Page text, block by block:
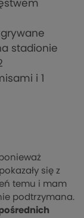
stadionie
i 1
się z
temu i mam
podtrzymana.